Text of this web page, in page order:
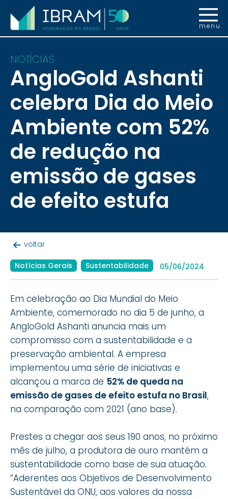
menu
NOTÍCIAS
AngloGold Ashanti
celebra Dia do Meio
Ambiente com 52%
de redução na
emissão de gases
de efeito estufa
voltar
Notícias Gerais Sustentabilidade 05/06/2024
Em celebração ao Dia Mundial do Meio
Ambiente, comemorado no dia 5 de junho, a
AngloGold Ashanti anuncia mais um
compromisso com a sustentabilidade e a
preservação ambiental. A empresa
implementou uma série de iniciativas e
alcançou a marca de 52% de queda na
emissão de gases de efeito estufa no Brasil,
na comparação com 2021 (ano base).
Prestes a chegar aos seus 190 anos, no próximo
mês de julho, a produtora de ouro mantém a
sustentabilidade como base de sua atuação.
“Aderentes aos Objetivos de Desenvolvimento
Sustentável da ONU, aos valores da nossa